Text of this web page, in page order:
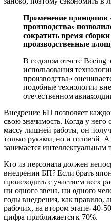
Применение принципов
производства»
сократить время
производственные
В годовом отчете Boeing
использования
производства»
подобные технологии
отечественном
Внедрение БП позволяет
свою значимость. Когда у него
массу лишней работы, он
только руками, но и головой. А
занимается интеллектуальным
Кто из персонала должен
внедрении БП? Если брать
происходить с участием всех
ни одного звена, ни одного
годы внедрения, как правило,
рабочих, на втором этапе- 40-
цифра приближается к 70%.